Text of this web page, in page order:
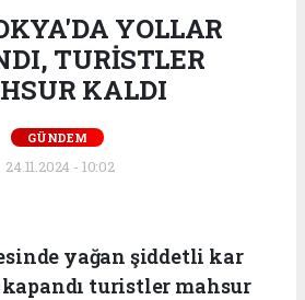
YOLLAR
TURİSTLER
KALDI
GÜNDEM
24.11.2024 - 10:02
yağan şiddetli kar
turistler mahsur